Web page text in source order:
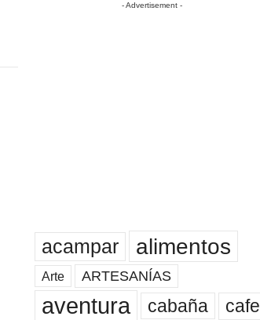
- Advertisement -
acampar alimentos
Arte ARTESANÍAS
aventura cabaña cafe